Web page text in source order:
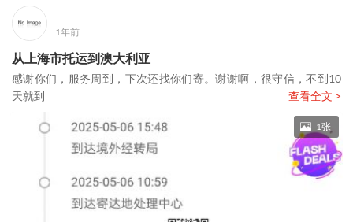
1年前
从上海市托运到澳大利亚
感谢你们，服务周到，下次还找你们寄。谢谢啊，很守信，不到10
天就到
查看全文 >
1张